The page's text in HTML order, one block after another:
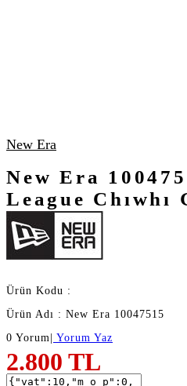
New Era
New Era
League Chıwhı
Ürün Kodu :
Ürün Adı : New Era 10047515
0 Yorum | Yorum Yaz
2.800 TL